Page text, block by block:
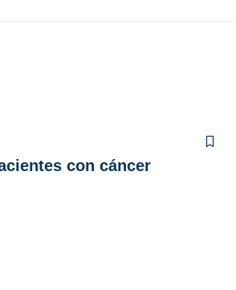
con cáncer